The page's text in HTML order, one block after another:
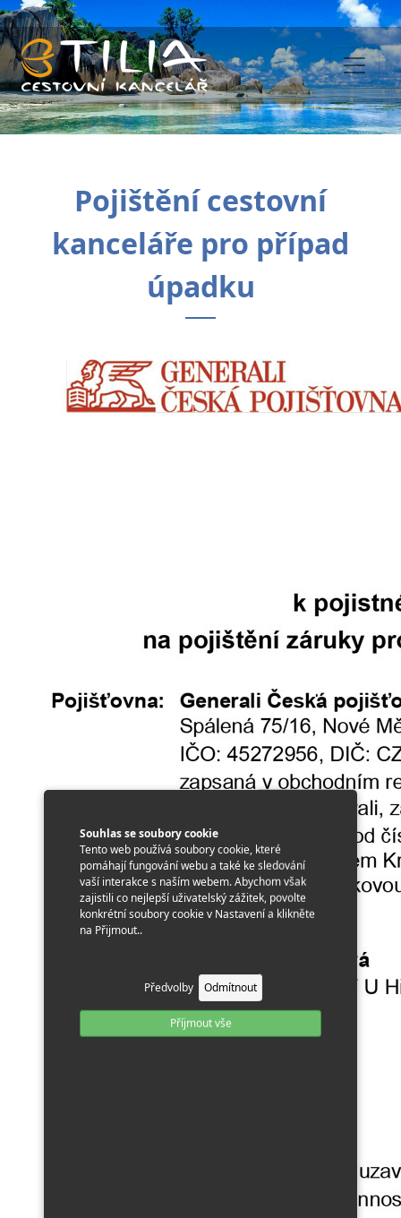
Souhlas se soubory cookie
Tento web používá soubory cookie, které
pomáhají fungování webu a také ke sledování
vaší interakce s naším webem. Abychom však
zajistili co nejlepší uživatelský zážitek, povolte
konkrétní soubory cookie v Nastavení a klikněte
na Přijmout..
Předvolby Odmítnout
Příjmout vše
Pojištění cestovní
kanceláře pro případ
úpadku